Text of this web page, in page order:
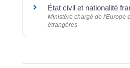
État civil et nationalité
Ministère chargé de l'Europe
étrangères